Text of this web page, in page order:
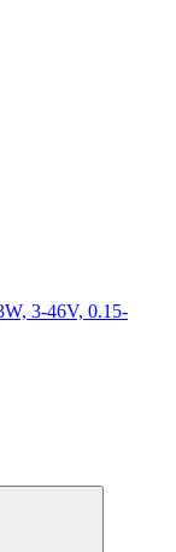
3-46V, 0.15-